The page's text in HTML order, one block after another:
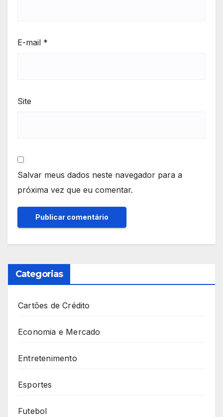
E-mail *
Site
Salvar meus dados neste navegador para a
próxima vez que eu comentar.
Categorias
Cartões de Crédito
Economia e Mercado
Entretenimento
Esportes
Futebol